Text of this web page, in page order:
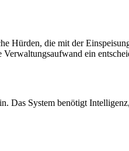
Hürden, die mit der
ein
Das System benötigt